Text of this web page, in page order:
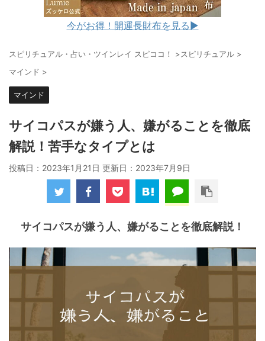
今がお得！開運長財布を見る▶︎
スピリチュアル・占い・ツインレイ スピココ！ >スピリチュアル >
マインド >
マインド
サイコパスが嫌う人、嫌がることを徹底
解説！苦手なタイプとは
投稿日：2023年1月21日 更新日： 2023年7月9日
サイコパスが嫌う人、嫌がることを徹底解説！